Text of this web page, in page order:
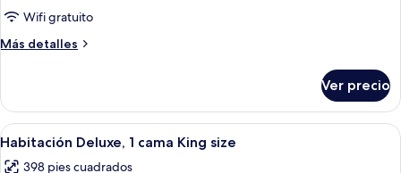
superior,
camas
Wifi gratuito
Más detalles
Más
superior,
camas
Ver precio
Abrir
todas
Habitación de hotel con una cama
6
Habitación Deluxe, 1 cama King size
398 pies cuadrados